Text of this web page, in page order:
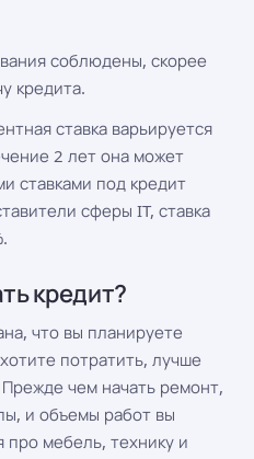
соблюдены, скорее
кредита.
ставка варьируется
2 лет она может
ставками под кредит
сферы IT, ставка
кредит?
что вы планируете
потратить, лучше
чем начать ремонт,
и объемы работ вы
про мебель, технику и